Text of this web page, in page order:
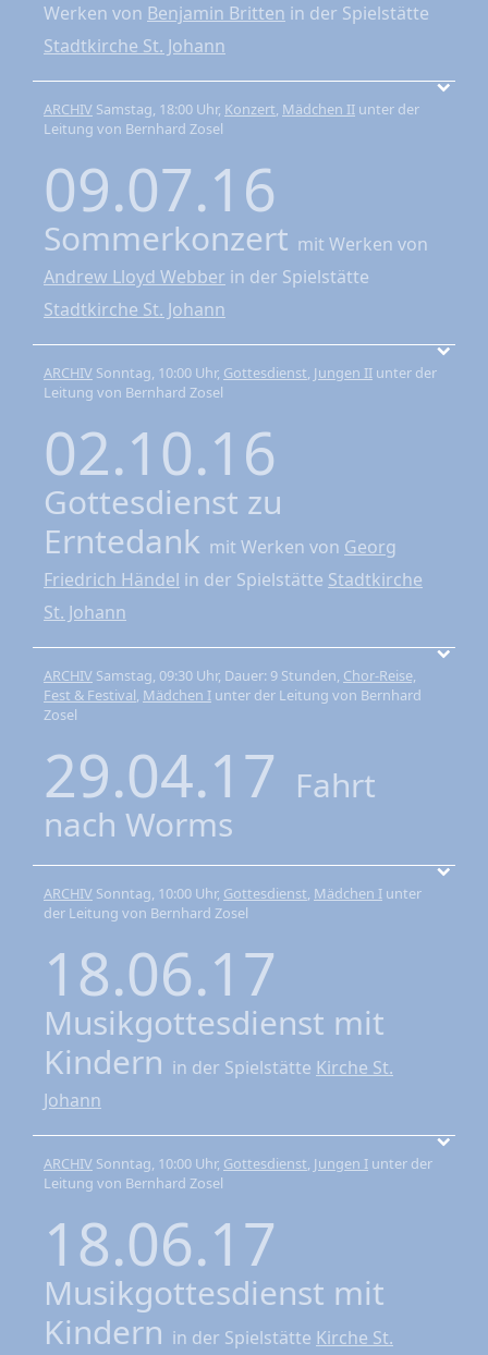
Werken von Benjamin Britten in der Spielstätte
Stadtkirche St. Johann
ARCHIV Samstag, 18:00 Uhr, Konzert, Mädchen II unter der
Leitung von Bernhard Zosel
09.07.16
Sommerkonzert mit Werken von
Andrew Lloyd Webber in der Spielstätte
Stadtkirche St. Johann
ARCHIV Sonntag, 10:00 Uhr, Gottesdienst, Jungen II unter der
Leitung von Bernhard Zosel
02.10.16
Gottesdienst zu
Erntedank mit Werken von Georg
Friedrich Händel in der Spielstätte Stadtkirche
St. Johann
ARCHIV Samstag, 09:30 Uhr, Dauer: 9 Stunden, Chor-Reise,
Fest & Festival, Mädchen I unter der Leitung von Bernhard
Zosel
29.04.17 Fahrt
nach Worms
ARCHIV Sonntag, 10:00 Uhr, Gottesdienst, Mädchen I unter
der Leitung von Bernhard Zosel
18.06.17
Musikgottesdienst mit
Kindern in der Spielstätte Kirche St.
Johann
ARCHIV Sonntag, 10:00 Uhr, Gottesdienst, Jungen I unter der
Leitung von Bernhard Zosel
18.06.17
Musikgottesdienst mit
Kindern in der Spielstätte Kirche St.